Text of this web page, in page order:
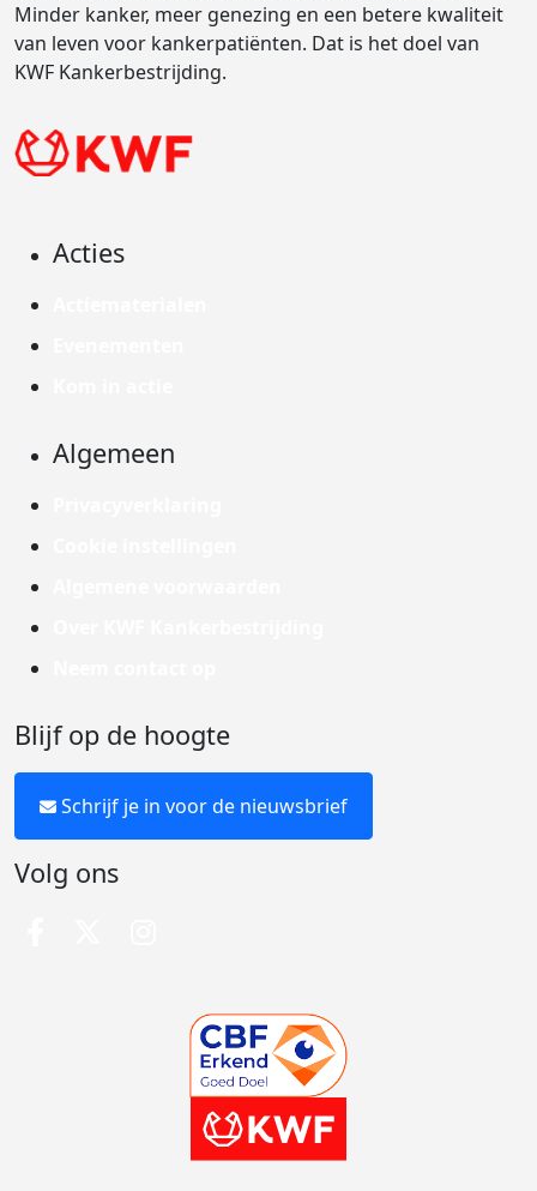
Minder kanker, meer genezing en een betere kwaliteit
van leven voor kankerpatiënten. Dat is het doel van
KWF Kankerbestrijding.
Acties
Algemeen
Blijf op de hoogte
Schrijf je in voor de nieuwsbrief
Volg ons